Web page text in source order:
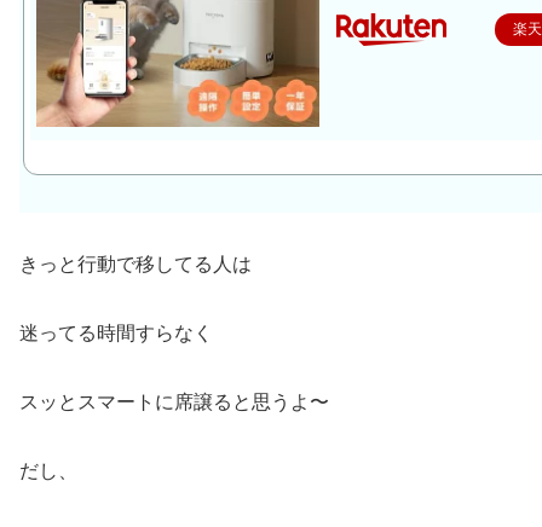
楽
きっと行動で移してる人は
迷ってる時間すらなく
スッとスマートに席譲ると思うよ〜
だし、